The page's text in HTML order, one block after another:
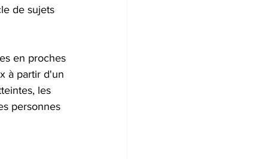
de sujets
en proches
à partir d'un
les
personnes